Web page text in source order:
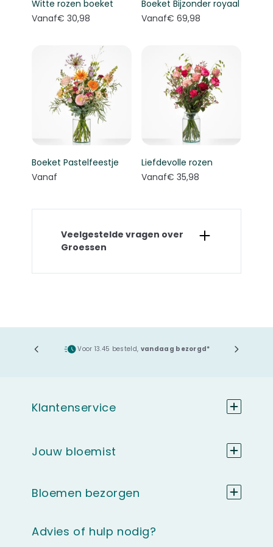
Witte rozen boeket
Vanaf€ 30,98
Boeket Bijzonder royaal
Vanaf€ 69,98
Boeket Pastelfeestje
Vanaf
Liefdevolle rozen
Vanaf€ 35,98
Veelgestelde vragen over
Groessen
Voor 13.45 besteld, vandaag bezorgd*
Advies of hulp nodig?
Klantenservice
Jouw bloemist
Bloemen bezorgen